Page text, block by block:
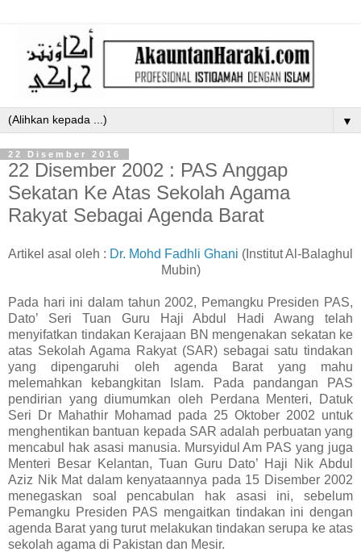
▼
22 Disember 2016
22 Disember 2002 : PAS Anggap
Sekatan Ke Atas Sekolah Agama
Rakyat Sebagai Agenda Barat
Artikel asal oleh : Dr. Mohd Fadhli Ghani (Institut Al-Balaghul
Mubin)
Pada hari ini dalam tahun 2002, Pemangku Presiden PAS,
Dato’ Seri Tuan Guru Haji Abdul Hadi Awang telah
menyifatkan tindakan Kerajaan BN mengenakan sekatan ke
atas Sekolah Agama Rakyat (SAR) sebagai satu tindakan
yang dipengaruhi oleh agenda Barat yang mahu
melemahkan kebangkitan Islam. Pada pandangan PAS
pendirian yang diumumkan oleh Perdana Menteri, Datuk
Seri Dr Mahathir Mohamad pada 25 Oktober 2002 untuk
menghentikan bantuan kepada SAR adalah perbuatan yang
mencabul hak asasi manusia. Mursyidul Am PAS yang juga
Menteri Besar Kelantan, Tuan Guru Dato’ Haji Nik Abdul
Aziz Nik Mat dalam kenyataannya pada 15 Disember 2002
menegaskan soal pencabulan hak asasi ini, sebelum
Pemangku Presiden PAS mengaitkan tindakan ini dengan
agenda Barat yang turut melakukan tindakan serupa ke atas
sekolah agama di Pakistan dan Mesir.